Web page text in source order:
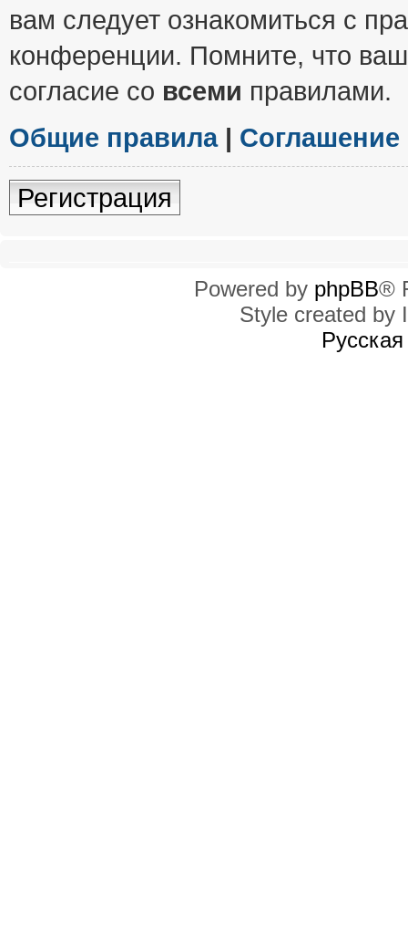
вам следует ознакомиться с
конференции. Помните, что
согласие со всеми правилами.
Общие правила|
Регистрация
Powered by phpBB®
Style created by